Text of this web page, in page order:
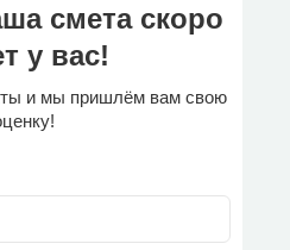
смета скоро
у вас!
и мы пришлём вам свою